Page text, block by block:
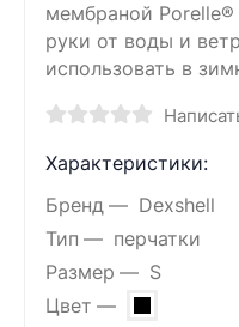
мембраной
руки от воды и
использовать в
Характеристики:
Бренд
Dexshell
Тип
перчатки
Размер
S
Цвет